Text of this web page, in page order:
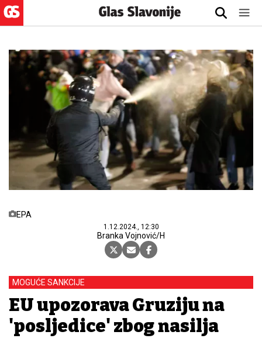
EPA
1.12.2024., 12:30
Branka Vojnović/H
MOGUĆE SANKCIJE
EU upozorava Gruziju na
'posljedice' zbog nasilja